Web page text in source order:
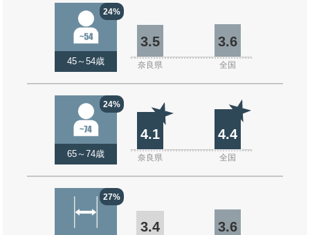
24%
45～54歳
3.5 3.6
奈良県 全国
24%
65～74歳
4.1 4.4
奈良県 全国
27%
3.4 3.6